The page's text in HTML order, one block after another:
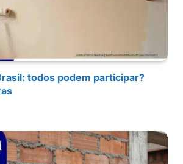
todos podem participar?